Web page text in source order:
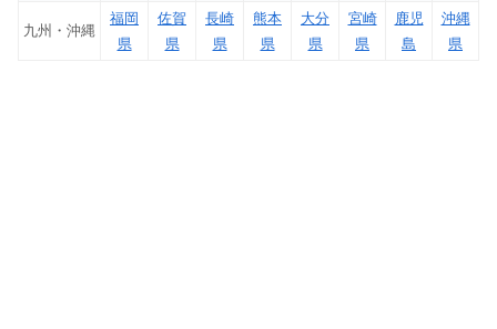
九州・沖縄
福岡
県
佐賀
県
長崎
県
熊本
県
大分
県
宮崎
県
鹿児
島
沖縄
県